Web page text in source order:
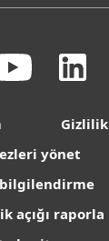
Gizlilik
yönet
bilgilendirme
açığı raporla